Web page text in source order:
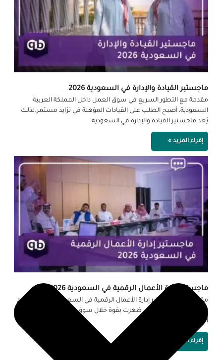
ماجستير القيادة والإدارة في السعودية 2026
مقدمة مع التطور السريع في سوق العمل داخل المملكة العربية
السعودية، أصبح الطلب على القيادات المؤهلة في تزايد مستمر.لذلك
يُعد ماجستير القيادة والإدارة في السعودية
إقراء المزيد »
ماجستير إدارة الأعمال الرقمية في السعودية 2026
مقدمة يُعد ماجستير إدارة الأعمال الرقمية في السعودية 2026 من أهم
التخصصات الحديثة التي ظهرت بقوة خلال سوق العمل، خاصة مع
التحول الرقمي الكبير الذي
إقراء المزيد »